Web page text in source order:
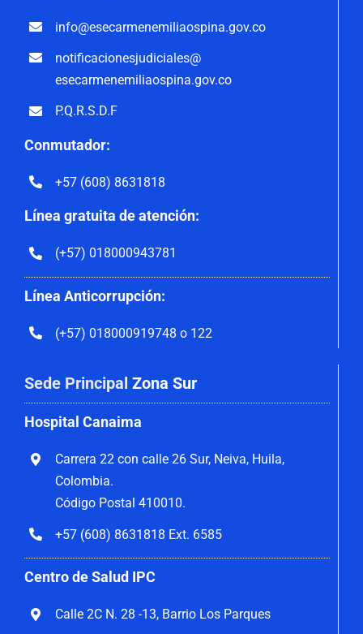
info@esecarmenemiliaospina.gov.co
notificacionesjudiciales@
esecarmenemiliaospina.gov.co
P.Q.R.S.D.F
Conmutador:
+57 (608) 8631818
Línea gratuita de atención:
(+57) 018000943781
Línea Anticorrupción:
(+57) 018000919748 o 122
Sede Principal Zona Sur
Hospital Canaima
Carrera 22 con calle 26 Sur, Neiva, Huila,
Colombia.
Código Postal 410010.
+57 (608) 8631818 Ext. 6585
Centro de Salud IPC
Calle 2C N. 28 -13, Barrio Los Parques